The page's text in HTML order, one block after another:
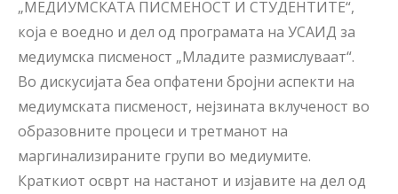
„МЕДИУМСКАТА ПИСМЕНОСТ И СТУДЕНТИТЕ“,
која е воедно и дел од програмата на УСАИД за
медиумска писменост „Младите размислуваат“.
Во дискусијата беа опфатени бројни аспекти на
медиумската писменост, нејзината вклученост во
образовните процеси и третманот на
маргинализираните групи во медиумите.
Краткиот осврт на настанот и изјавите на дел од